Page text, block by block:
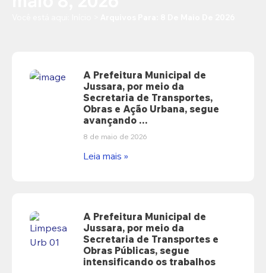
A Prefeitura Municipal de
Jussara, por meio da
Secretaria de Transportes,
Obras e Ação Urbana, segue
avançando …
8 de maio de 2026
Leia mais »
A Prefeitura Municipal de
Jussara, por meio da
Secretaria de Transportes e
Obras Públicas, segue
intensificando os trabalhos